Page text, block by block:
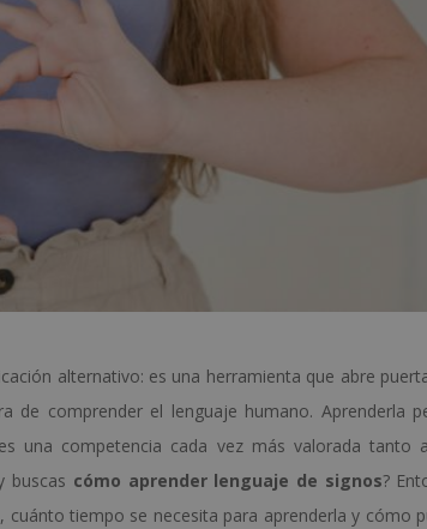
alternativo: es una herramienta que abre
comprender el lenguaje humano. Aprenderla
una competencia cada vez más valorada tanto
buscas cómo aprender lenguaje de signos?
tiempo se necesita para aprenderla y cómo